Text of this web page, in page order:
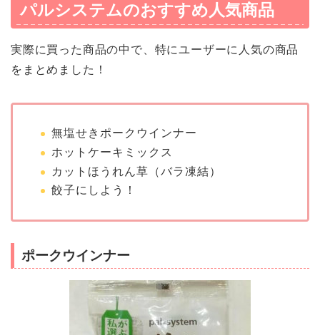
パルシステムのおすすめ人気商品
実際に買った商品の中で、特にユーザーに人気の商品
をまとめました！
無塩せきポークウインナー
ホットケーキミックス
カットほうれん草（バラ凍結）
餃子にしよう！
ポークウインナー